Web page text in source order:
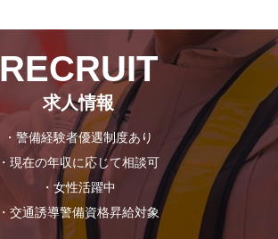
RECRUIT
求人情報
・警備経験者優遇制度あり
・現在の年収に応じて相談可
・女性活躍中
・交通誘導警備資格昇給対象